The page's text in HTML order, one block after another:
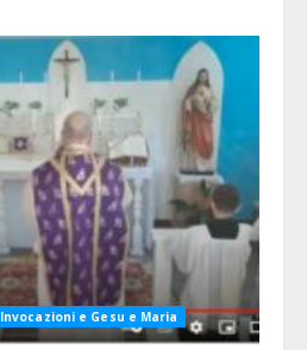
Invocazioni e Gesu e Maria